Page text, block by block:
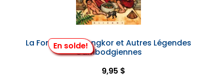
En solde!
La Fondation d'Angkor et Autres Légendes
Cambodgiennes
9,95 $